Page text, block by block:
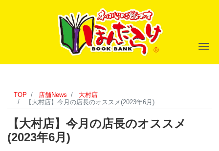
ナ
TOP 店舗News
大村店
【大村店】今月の店長のオススメ(2023年6月)
【大村店】今月の店長のオススメ
(2023年6月)